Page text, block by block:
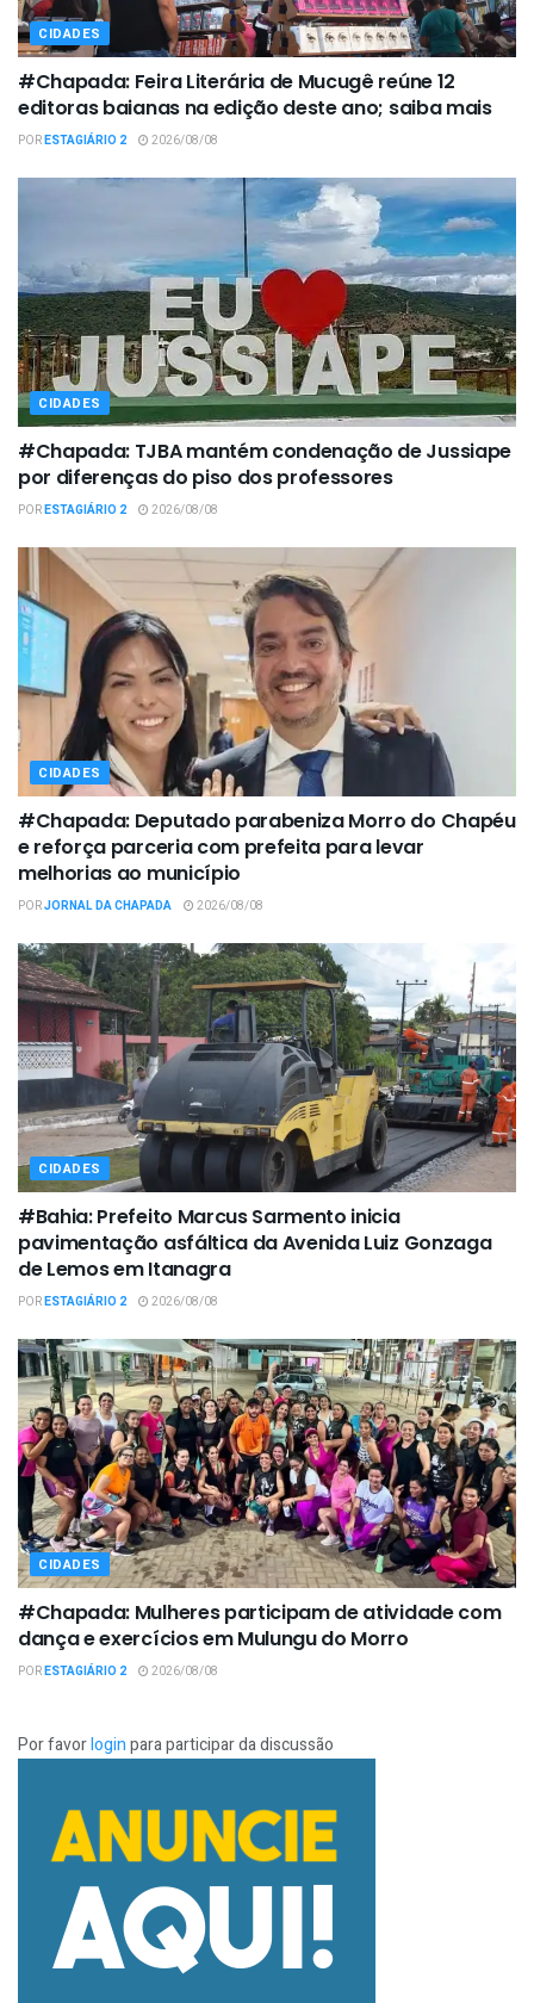
CIDADES
#Chapada: Feira Literária de Mucugê reúne 12
editoras baianas na edição deste ano; saiba mais
PORESTAGIÁRIO 2 2026/08/08
CIDADES
#Chapada: TJBA mantém condenação de Jussiape
por diferenças do piso dos professores
PORESTAGIÁRIO 2 2026/08/08
CIDADES
#Chapada: Deputado parabeniza Morro do Chapéu
e reforça parceria com prefeita para levar
melhorias ao município
PORJORNAL DA CHAPADA 2026/08/08
CIDADES
#Bahia: Prefeito Marcus Sarmento inicia
pavimentação asfáltica da Avenida Luiz Gonzaga
de Lemos em Itanagra
PORESTAGIÁRIO 2 2026/08/08
CIDADES
#Chapada: Mulheres participam de atividade com
dança e exercícios em Mulungu do Morro
PORESTAGIÁRIO 2 2026/08/08
Por favorloginpara participar da discussão